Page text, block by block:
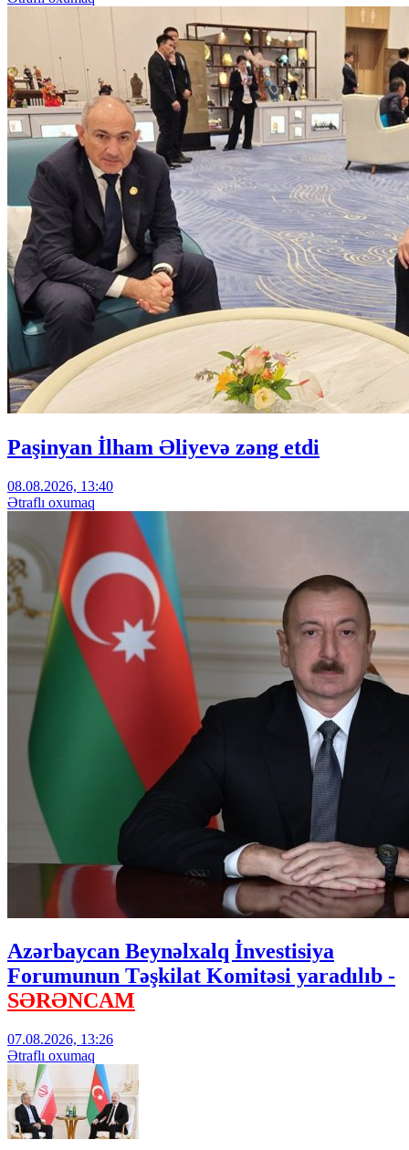
Paşinyan İlham Əliyevə zəng etdi
08.08.2026, 13:40
Ətraflı oxumaq
Azərbaycan Beynəlxalq İnvestisiya
Forumunun Təşkilat Komitəsi yaradılıb -
SƏRƏNCAM
07.08.2026, 13:26
Ətraflı oxumaq